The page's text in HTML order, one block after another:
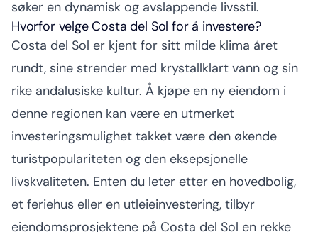
søker en dynamisk og avslappende livsstil.
Hvorfor velge Costa del Sol for å investere?
Costa del Sol er kjent for sitt milde klima året
rundt, sine strender med krystallklart vann og sin
rike andalusiske kultur. Å kjøpe en ny eiendom i
denne regionen kan være en utmerket
investeringsmulighet takket være den økende
turistpopulariteten og den eksepsjonelle
livskvaliteten. Enten du leter etter en hovedbolig,
et feriehus eller en utleieinvestering, tilbyr
eiendomsprosjektene på Costa del Sol en rekke